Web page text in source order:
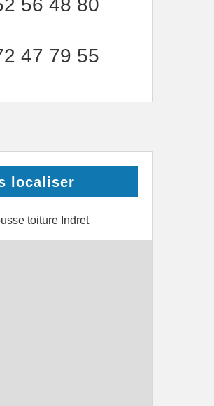
56 48 80
47 79 55
localiser
toiture Indret